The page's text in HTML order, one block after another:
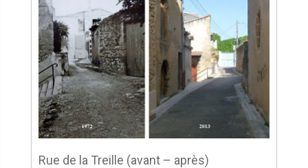
Rue de la Treille (avant – après)